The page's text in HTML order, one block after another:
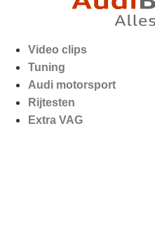
Video clips
Tuning
Audi motorsport
Rijtesten
Extra VAG